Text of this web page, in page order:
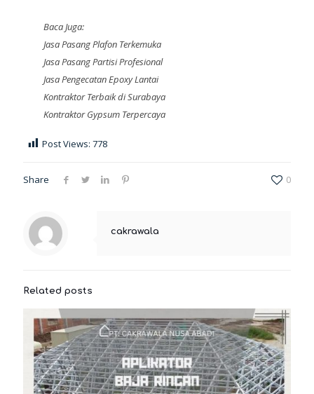
Baca Juga:
Jasa Pasang Plafon Terkemuka
Jasa Pasang Partisi Profesional
Jasa Pengecatan Epoxy Lantai
Kontraktor Terbaik di Surabaya
Kontraktor Gypsum Terpercaya
Post Views: 778
Share 0
cakrawala
Related posts